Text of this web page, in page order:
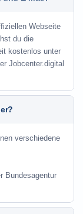
Webseite
du die
kostenlos unter
Jobcenter.digital
verschiedene
Bundesagentur